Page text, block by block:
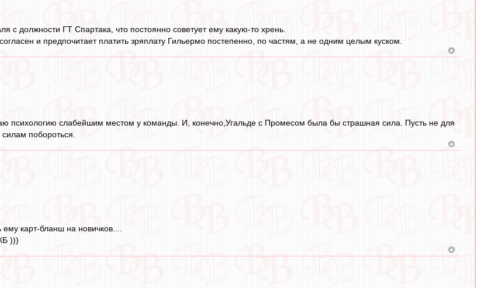
с должности ГТ Спартака, что постоянно советует ему какую-то хрень.
и предпочитает платить зряплату Гильермо постепенно, по частям, а не одним целым куском.
психологию слабейшим местом у команды. И, конечно,Угальде с Промесом была бы страшная сила. Пусть не для
побороться.
карт-бланш на новичков....
)))